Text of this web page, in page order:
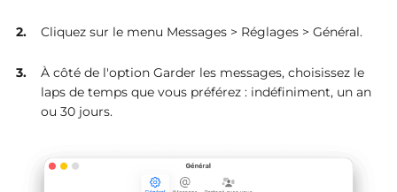
Cliquez sur le menu Messages > Réglages > Général.
À côté de l'option Garder les messages, choisissez le
laps de temps que vous préférez : indéfiniment, un an
ou 30 jours.